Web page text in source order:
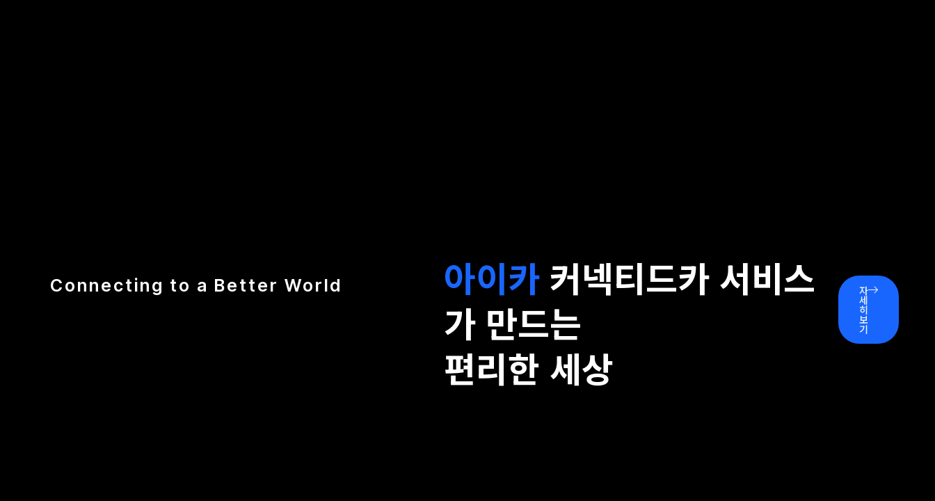
Connecting to a Better World 아이카 커넥티드카 서비스
가 만드는
편리한 세상
자
세
히
보
기